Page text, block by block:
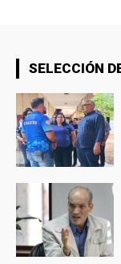
SELECCIÓN